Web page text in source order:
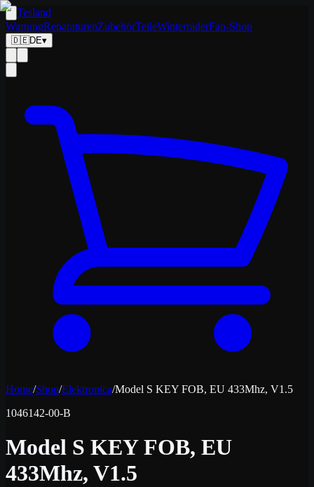
Tesland
WartungReparaturenZubehörTeileWinterräderFan-Shop
🇩🇪DE▾
Home/Shop/Elektronica/Model S KEY FOB, EU 433Mhz, V1.5
1046142-00-B
Model S KEY FOB, EU
433Mhz, V1.5